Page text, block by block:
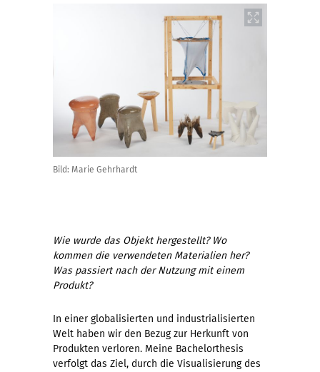
Bild: Marie Gehrhardt
Wie wurde das Objekt hergestellt? Wo
kommen die verwendeten Materialien her?
Was passiert nach der Nutzung mit einem
Produkt?
In einer globalisierten und industrialisierten
Welt haben wir den Bezug zur Herkunft von
Produkten verloren. Meine Bachelorthesis
verfolgt das Ziel, durch die Visualisierung des